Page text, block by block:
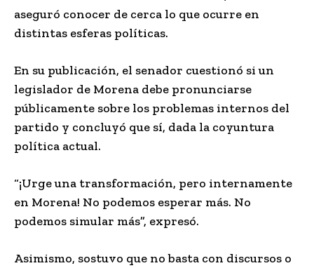
aseguró conocer de cerca lo que ocurre en
distintas esferas políticas.
En su publicación, el senador cuestionó si un
legislador de Morena debe pronunciarse
públicamente sobre los problemas internos del
partido y concluyó que sí, dada la coyuntura
política actual.
“¡Urge una transformación, pero internamente
en Morena! No podemos esperar más. No
podemos simular más”, expresó.
Asimismo, sostuvo que no basta con discursos o